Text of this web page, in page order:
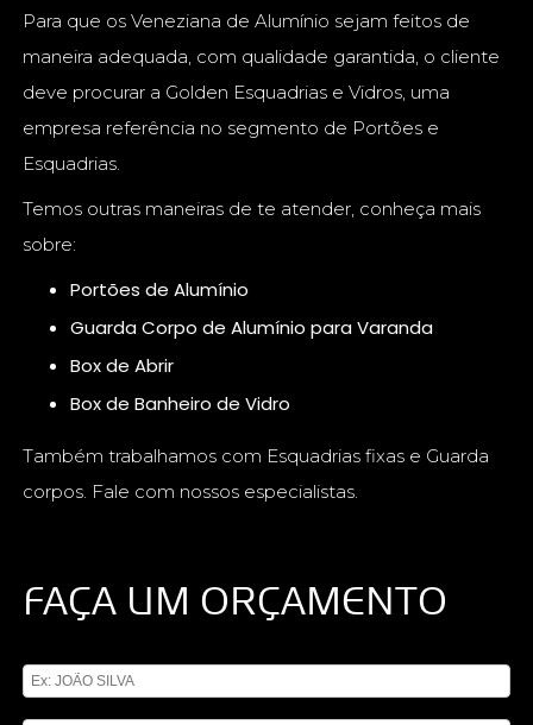
Para que os Veneziana de Alumínio sejam feitos de
maneira adequada, com qualidade garantida, o cliente
deve procurar a Golden Esquadrias e Vidros, uma
empresa referência no segmento de Portões e
Esquadrias.
Temos outras maneiras de te atender, conheça mais
sobre:
Portões de Alumínio
Guarda Corpo de Alumínio para Varanda
Box de Abrir
Box de Banheiro de Vidro
Também trabalhamos com Esquadrias fixas e Guarda
corpos. Fale com nossos especialistas.
FAÇA UM ORÇAMENTO